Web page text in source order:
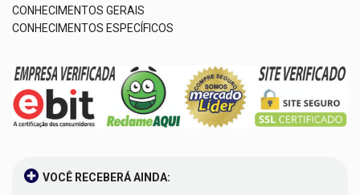
CONHECIMENTOS GERAIS
CONHECIMENTOS ESPECÍFICOS
VOCÊ RECEBERÁ AINDA: